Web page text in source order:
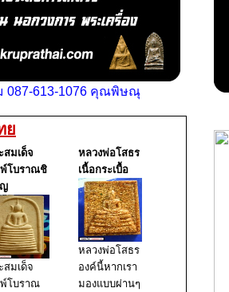
087-613-1076 คุณพิษณุ
ย
สมเด็จ
โบราณชิ
สมเด็จ
โบราณ
หลวงพ่อโสธร
เนื้อกระเบื้อ
หลวงพ่อโสธร
องค์นี้หากเรา
มองแบบผ่านๆ